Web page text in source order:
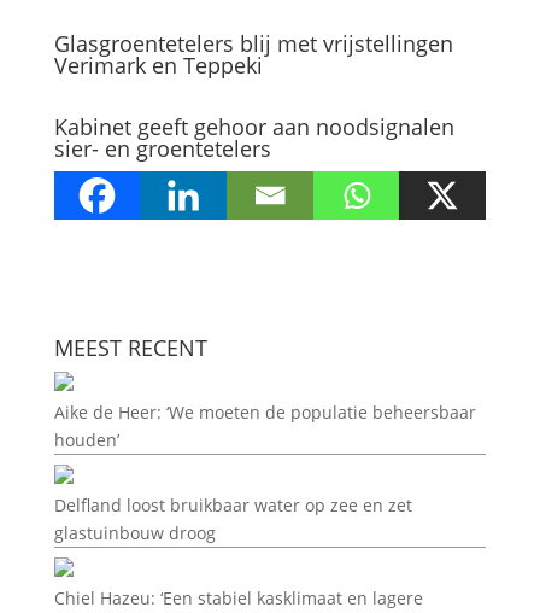
Glasgroentetelers blij met vrijstellingen
Verimark en Teppeki
Kabinet geeft gehoor aan noodsignalen
sier- en groentetelers
MEEST RECENT
Aike de Heer: ‘We moeten de populatie beheersbaar
houden’
Delfland loost bruikbaar water op zee en zet
glastuinbouw droog
Chiel Hazeu: ‘Een stabiel kasklimaat en lagere